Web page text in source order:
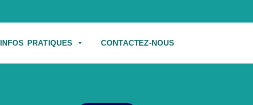
INFOS PRATIQUES CONTACTEZ-NOUS